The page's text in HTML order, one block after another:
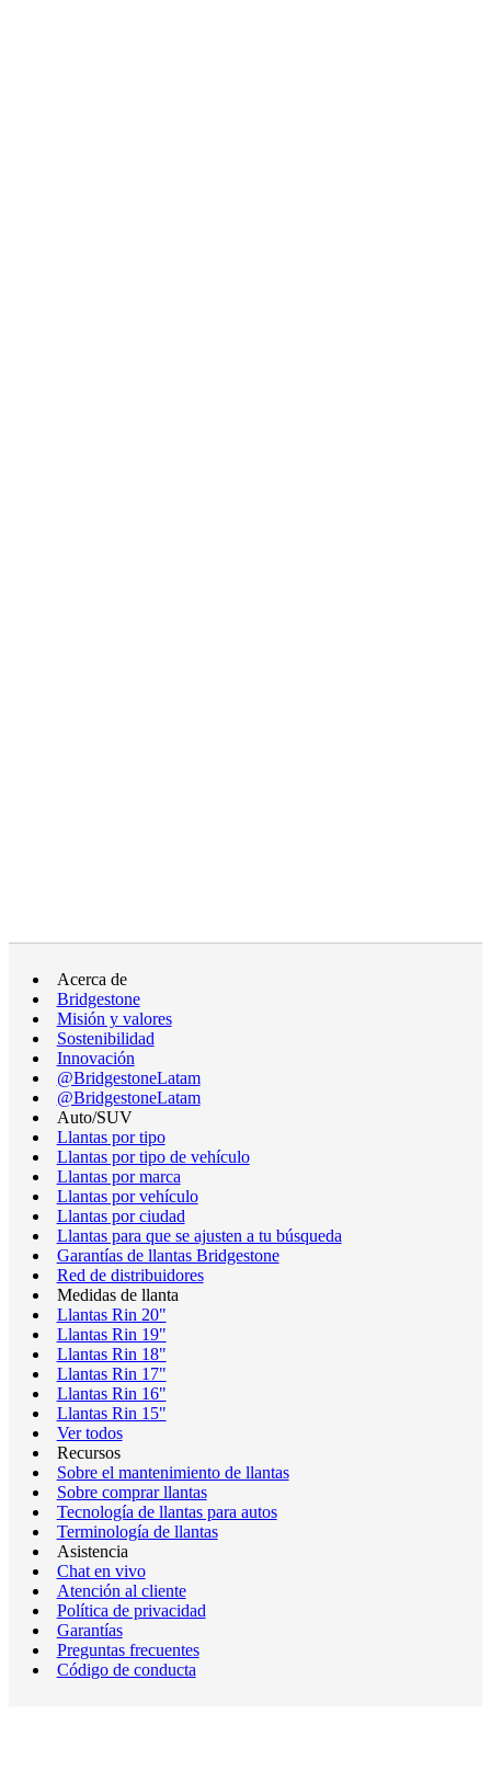
Acerca de
Bridgestone
Misión y valores
Sostenibilidad
Innovación
@BridgestoneLatam
@BridgestoneLatam
Auto/SUV
Llantas por tipo
Llantas por tipo de vehículo
Llantas por marca
Llantas por vehículo
Llantas por ciudad
Llantas para que se ajusten a tu búsqueda
Garantías de llantas Bridgestone
Red de distribuidores
Medidas de llanta
Llantas Rin 20"
Llantas Rin 19"
Llantas Rin 18"
Llantas Rin 17"
Llantas Rin 16"
Llantas Rin 15"
Ver todos
Recursos
Sobre el mantenimiento de llantas
Sobre comprar llantas
Tecnología de llantas para autos
Terminología de llantas
Asistencia
Chat en vivo
Atención al cliente
Política de privacidad
Garantías
Preguntas frecuentes
Código de conducta